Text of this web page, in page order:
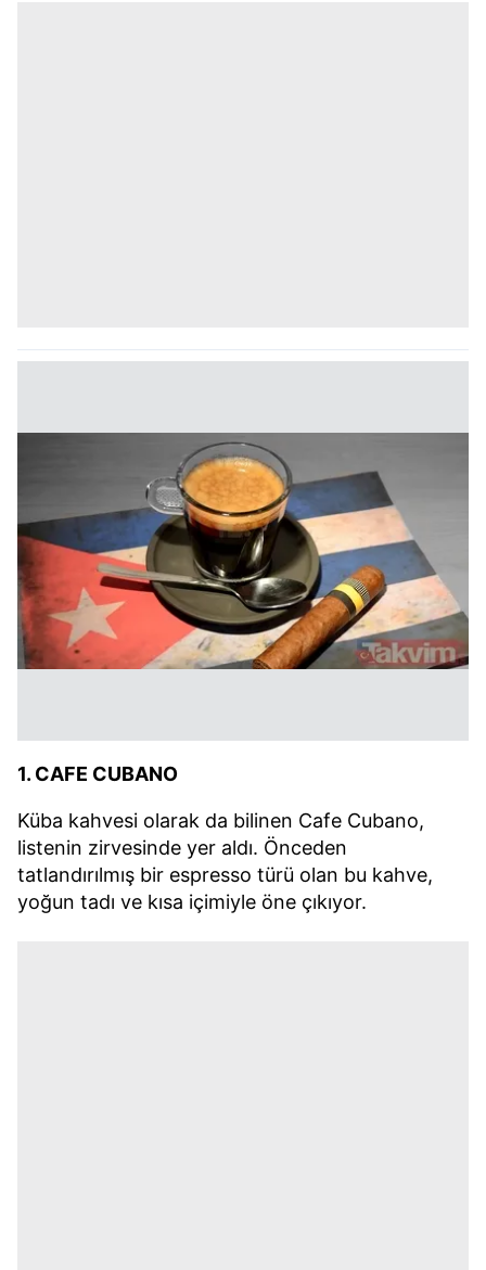
1. CAFE CUBANO
Küba kahvesi olarak da bilinen Cafe Cubano,
listenin zirvesinde yer aldı. Önceden
tatlandırılmış bir espresso türü olan bu kahve,
yoğun tadı ve kısa içimiyle öne çıkıyor.